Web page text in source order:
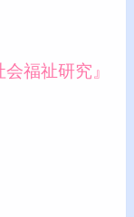
会福祉研究』